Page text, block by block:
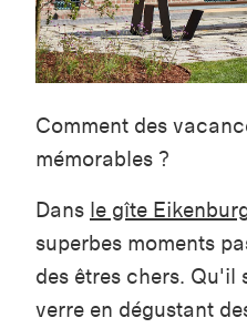
Comment des
mémorables ?
Dans le gîte
superbes moments
des êtres chers. Qu'il
verre en dégustant